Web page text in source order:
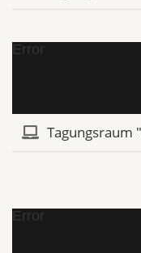
Error
Tagungsraum
Error